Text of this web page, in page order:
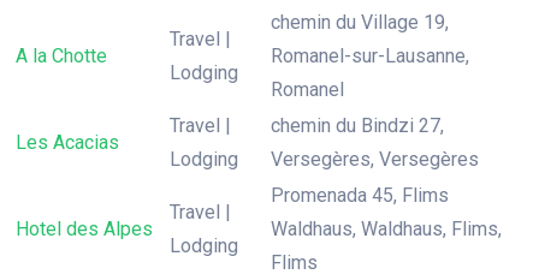
A la Chotte
Travel |
Lodging
chemin du Village 19,
Romanel-sur-Lausanne,
Romanel
Les Acacias
Travel |
Lodging
chemin du Bindzi 27,
Versegères, Versegères
Hotel des Alpes
Travel |
Lodging
Promenada 45, Flims
Waldhaus, Waldhaus, Flims,
Flims